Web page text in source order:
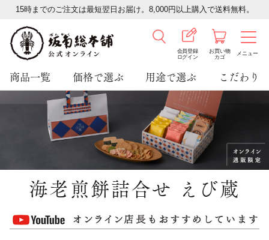
15時までのご注文は最短翌日お届け。8,000円以上購入で送料無料。
会員登録
ログイン
お買い物
カゴ
メニュー
商品一覧 価格で選ぶ 用途で選ぶ こだわり
海老煎餅詰合せ えび蔵